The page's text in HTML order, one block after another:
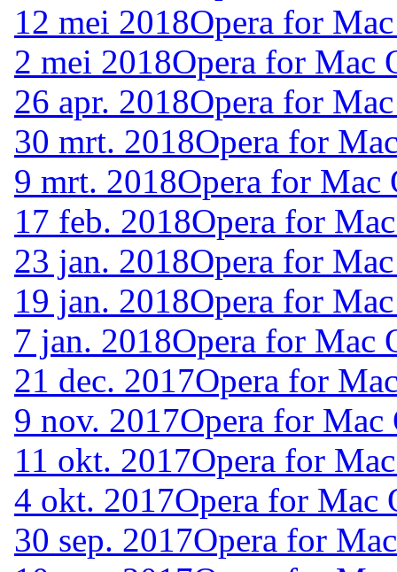
12 mei 2018Opera for
2 mei 2018Opera for Mac
26 apr. 2018Opera for
30 mrt. 2018Opera for
9 mrt. 2018Opera for Mac
17 feb. 2018Opera for
23 jan. 2018Opera for
19 jan. 2018Opera for
7 jan. 2018Opera for Mac
21 dec. 2017Opera for
9 nov. 2017Opera for
11 okt. 2017Opera for
4 okt. 2017Opera for Mac
30 sep. 2017Opera for